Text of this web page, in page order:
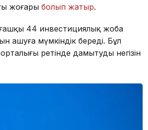
жоғары болып жатыр.
44 инвестициялық жоба
ашуға мүмкіндік береді. Бұл
ретінде дамытудың негізін